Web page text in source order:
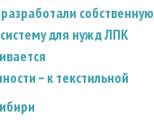
собственную
для нужд ЛПК
– к текстильной